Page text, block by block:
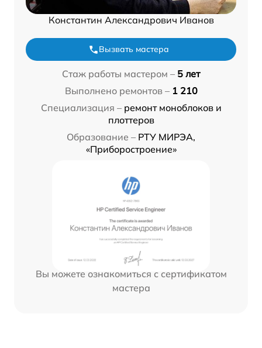
Константин Александрович Иванов
Вызвать мастера
Стаж работы мастером – 5 лет
Выполнено ремонтов – 1 210
Специализация – ремонт моноблоков и
плоттеров
Образование – РТУ МИРЭА,
«Приборостроение»
Вы можете ознакомиться с сертификатом
мастера